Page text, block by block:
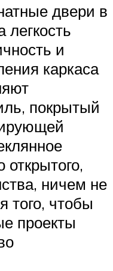
двери в
легкость
и
каркаса
покрытый
открытого,
ничем не
того, чтобы
проекты